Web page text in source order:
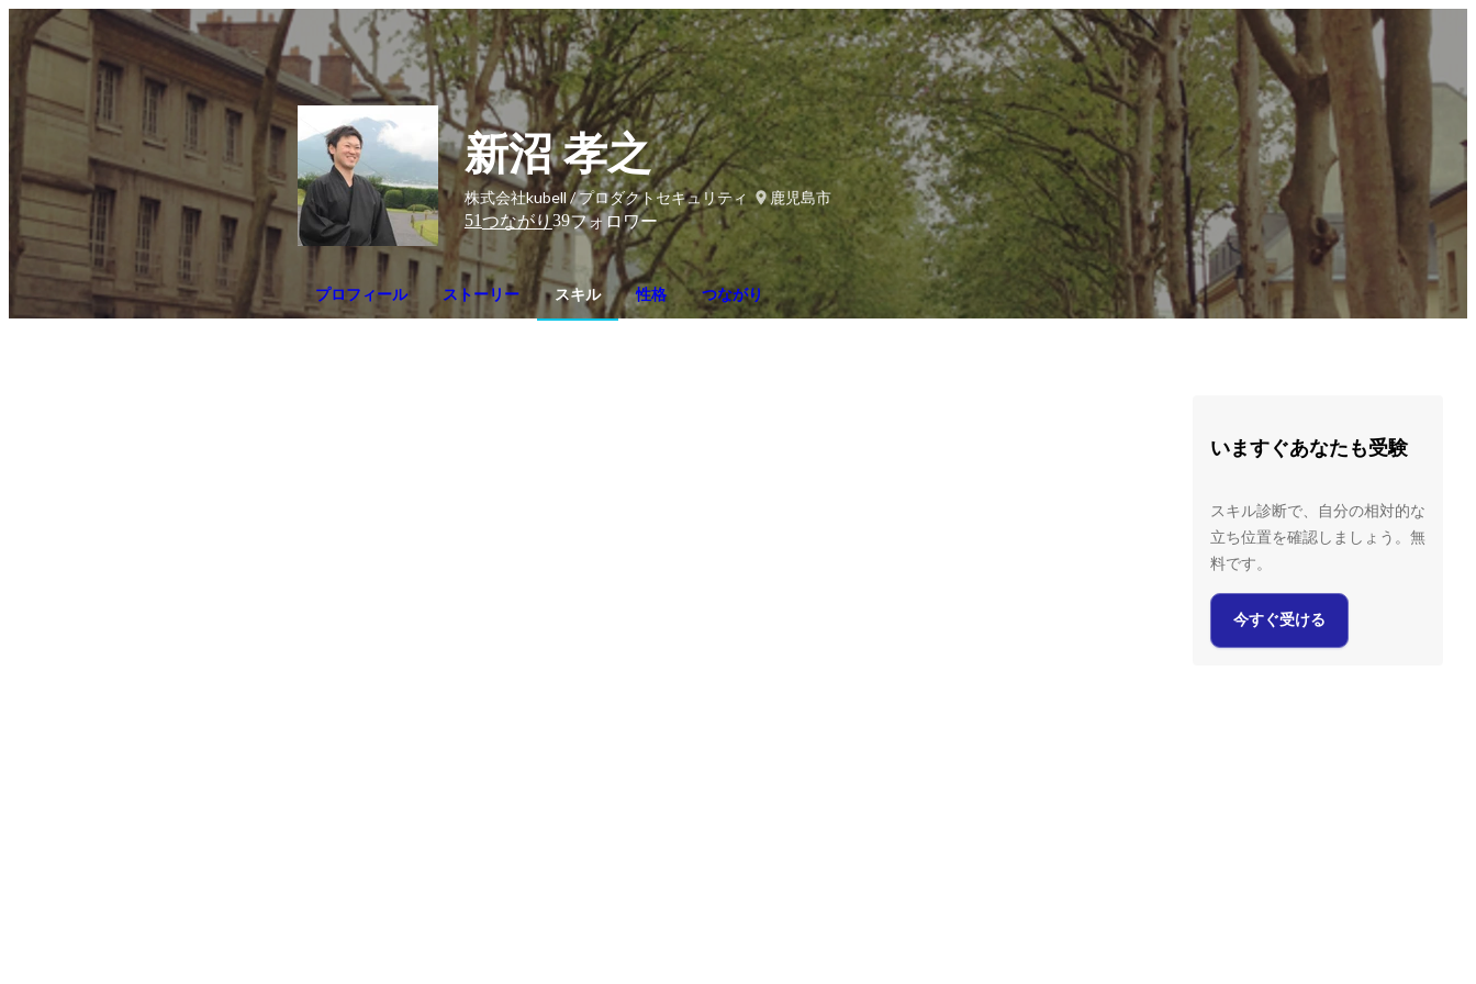
新沼 孝之
株式会社kubell / プロダクトセキュリティ
鹿児島市
51つながり39フォロワー
プロフィール ストーリー スキル 性格 つながり
いますぐあなたも受験
スキル診断で、自分の相対的な
立ち位置を確認しましょう。無
料です。
今すぐ受ける